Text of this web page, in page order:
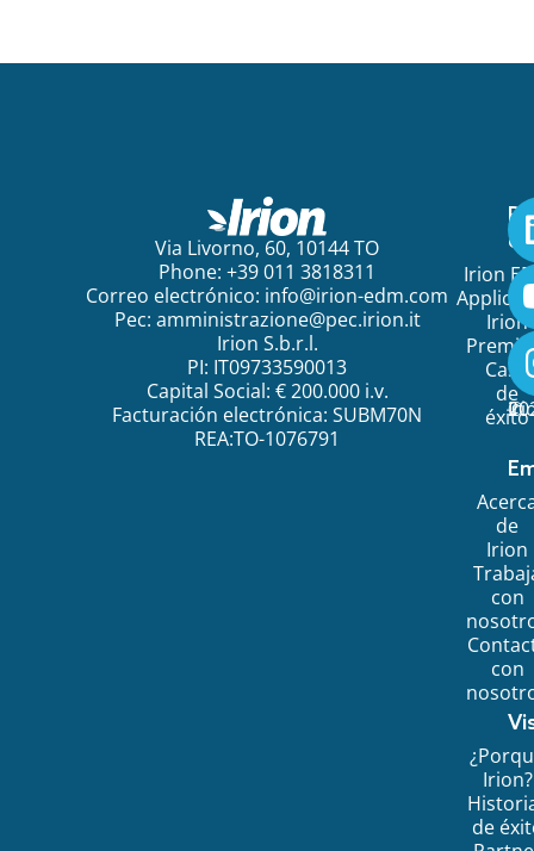
Via Livorno, 60, 10144 TO
Phone: +39 011 3818311
Correo electrónico: info@irion-edm.com
Pec: amministrazione@pec.irion.it
Irion S.b.r.l.
PI: IT09733590013
Capital Social: € 200.000 i.v.
Facturación electrónica: SUBM70N
REA:TO-1076791
Irion
Irion
Caso
de
éxito
de
Irion
con
con
Irion?
de
©